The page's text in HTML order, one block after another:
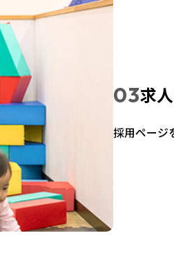
求
採用ページ